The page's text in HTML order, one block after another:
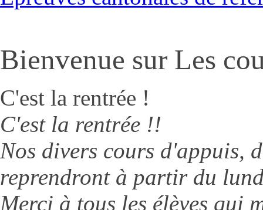
Bienvenue sur Les
C'est la rentrée !
C'est la rentrée !!
Nos divers cours d'appuis,
reprendront à partir du
Merci à tous les élèves qui